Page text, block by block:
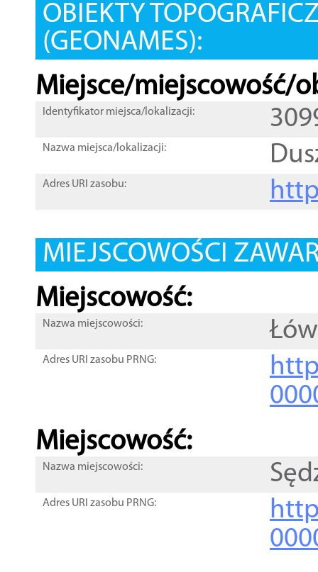
OBIEKTY
(GEONAMES):
Miejsce/miejscowość/
Identyfikator miejsca/lokalizacji:
Nazwa miejsca/lokalizacji:
Adres URI zasobu:
MIEJSCOWOŚCI
Miejscowość:
Nazwa miejscowości:
Adres URI zasobu PRNG:
Miejscowość:
Nazwa miejscowości:
Adres URI zasobu PRNG: